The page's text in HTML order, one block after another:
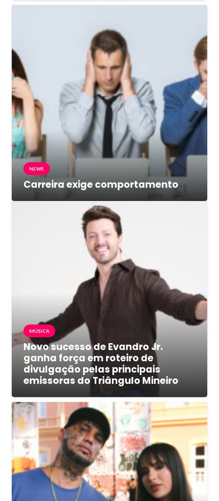
NEWS
Carreira exige comportamento
MÚSICA
Novo sucesso de Evandro Jr.
ganha força em roteiro de
divulgação pelas principais
emissoras do Triângulo Mineiro